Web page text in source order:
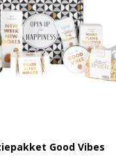
Good Vibes